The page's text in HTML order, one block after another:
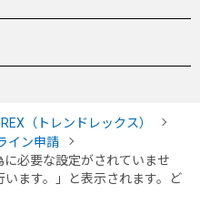
（トレンドレックス）
イン申請
必要な設定がされていませ
ます。」と表示されます。ど